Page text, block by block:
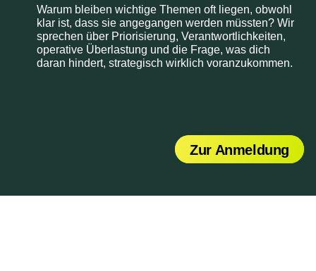
Warum bleiben wichtige Themen oft liegen, obwohl
klar ist, dass sie angegangen werden müssten? Wir
sprechen über Priorisierung, Verantwortlichkeiten,
operative Überlastung und die Frage, was dich
daran hindert, strategisch wirklich voranzukommen.
Zur Anmeldung
Zur Anmeldung